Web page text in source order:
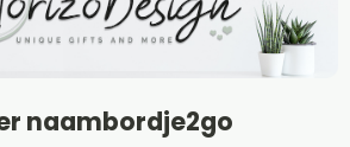
naambordje2go